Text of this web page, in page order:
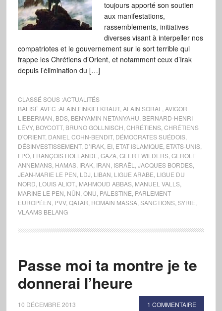
toujours apporté son soutien
aux manifestations,
rassemblements, initiatives
diverses visant à interpeller nos
compatriotes et le gouvernement sur le sort terrible qui
frappe les Chrétiens d’Orient, et notamment ceux d’Irak
depuis l’élimination du […]
CLASSÉ SOUS :ACTUALITÉS
BALISÉ AVEC :ALAIN FINKIELKRAUT, ALAIN SORAL
AVIGOR
LIEBERMAN BDS, BENYAMIN NETANYAHU BERNARD-HENRI
LÉVY, BOYCOTT, BRUNO GOLLNISCH CHRÉTIENS, CHRÉTIENS
D'ORIENT, DANIEL COHN-BENDIT, DÉMOCRATES SUÉDOIS,
DÉSINVESTISSEMENT, D’IRAK, EI, ETAT ISLAMIQUE ETATS-UNIS,
FPÖ, FRANÇOIS HOLLANDE GAZA, GEERT WILDERS, GEROLF
ANNEMANS, HAMAS, IRAK, IRAN ISRAËL JACQUES BORDES,
JEAN-MARIE LE PEN LDJ LIBAN LIGUE ARABE LIGUE DU
NORD LOUIS ALIOT. MAHMOUD ABBAS, MANUEL VALLS,
MARINE LE PEN NÛN ONU PALESTINE PARLEMENT
EUROPÉEN PVV, QATAR ROMAIN MASSA, SANCTIONS, SYRIE
VLAAMS BELANG
Passe moi ta montre je te
donnerai l’heure
10 DÉCEMBRE 2013 1 COMMENTAIRE